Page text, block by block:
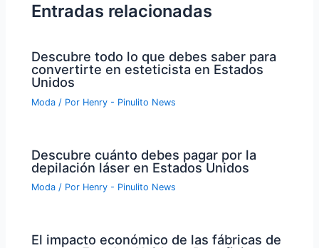
Entradas relacionadas
Descubre todo lo que debes saber para
convertirte en esteticista en Estados
Unidos
Moda / Por Henry - Pinulito News
Descubre cuánto debes pagar por la
depilación láser en Estados Unidos
Moda / Por Henry - Pinulito News
El impacto económico de las fábricas de